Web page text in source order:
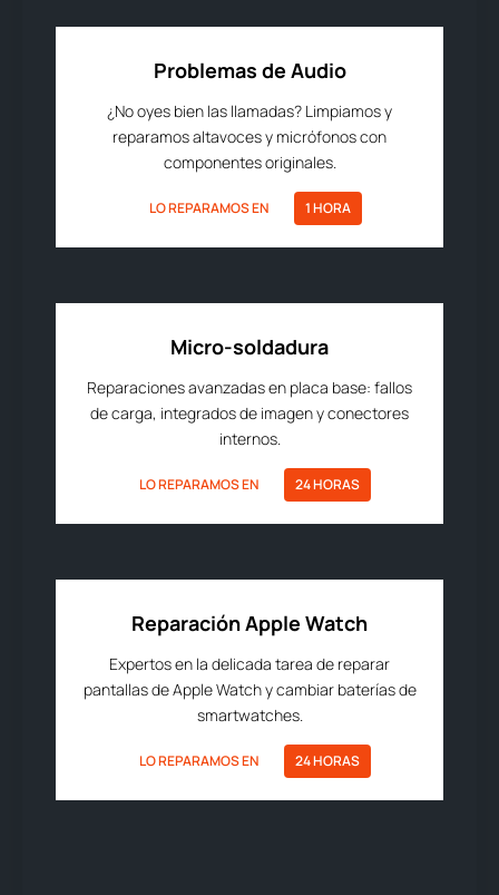
Problemas de Audio
¿No oyes bien las llamadas? Limpiamos y
reparamos altavoces y micrófonos con
componentes originales.
LO REPARAMOS EN 1 HORA
Micro-soldadura
Reparaciones avanzadas en placa base: fallos
de carga, integrados de imagen y conectores
internos.
LO REPARAMOS EN 24 HORAS
Reparación Apple Watch
Expertos en la delicada tarea de reparar
pantallas de Apple Watch y cambiar baterías de
smartwatches.
LO REPARAMOS EN 24 HORAS